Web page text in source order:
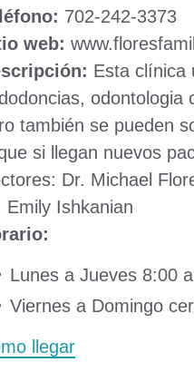
702-242-3373
web:
Esta clínica
odontologia
también se pueden
si llegan nuevos
Dr. Michael
Emily Ishkanian
Lunes a Jueves 8:00
Viernes a Domingo
llegar